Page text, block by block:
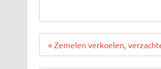
Bericht
« Zemelen verkoelen,